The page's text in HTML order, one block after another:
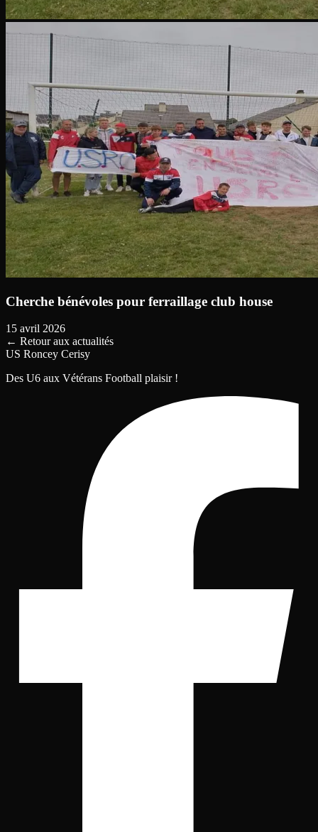
Cherche bénévoles pour ferraillage club house
15 avril 2026
← Retour aux actualités
US Roncey Cerisy
Des U6 aux Vétérans Football plaisir !